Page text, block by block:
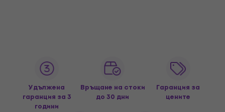
Удължена
гаранция за 3
години
Връщане на стоки
до 30 дни
Гаранция за
цените